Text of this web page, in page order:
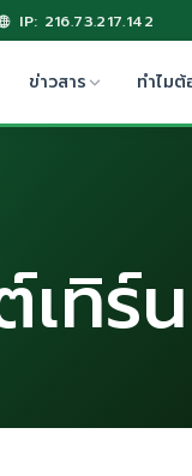
IP: 216.73.217.142
ข่าวสาร ทำไมต้
เทิ